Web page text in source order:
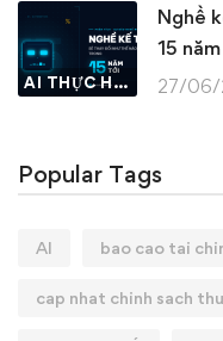
AI THỰC HÀNH
Nghề
15
27/06/
Popular Tags
AI bao cao tai
cap nhat chinh sach